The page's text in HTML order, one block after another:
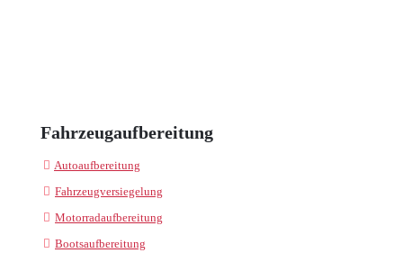
Fahrzeugaufbereitung
Autoaufbereitung
Fahrzeugversiegelung
Motorradaufbereitung
Bootsaufbereitung